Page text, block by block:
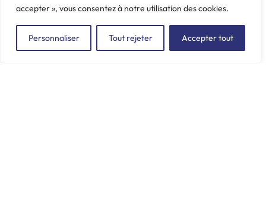
accepter », vous consentez à notre utilisation des cookies.
Personnaliser Tout rejeter Accepter tout